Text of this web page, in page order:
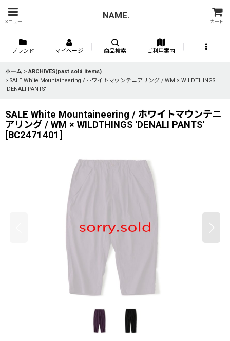
メニュー
NAME.
カート
ブランド マイページ 商品検索 ご利用案内
ホーム > ARCHIVES(past sold items)
> SALE White Mountaineering / ホワイトマウンテニアリング / WM × WILDTHINGS
'DENALI PANTS'
SALE White Mountaineering / ホワイトマウンテニ
アリング / WM × WILDTHINGS 'DENALI PANTS'
[BC2471401]